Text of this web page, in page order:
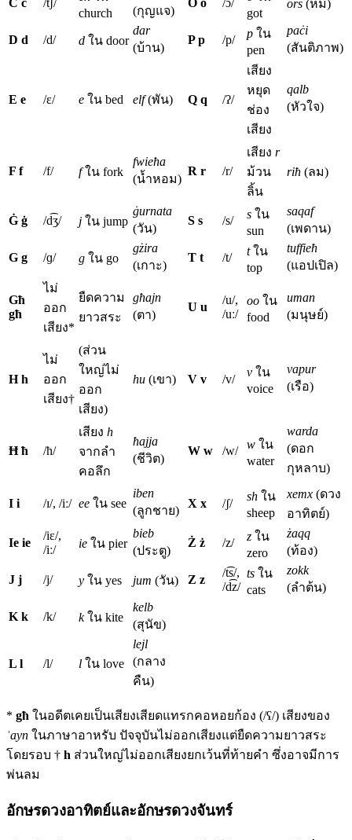
Ċ ċ /t͡ʃ/
church
(กุญแจ)
O o /ɔ/
got
ors (หมี)
D d /d/ d ใน door
dar
(บ้าน)
P p /p/ p ใน
pen
paċi
(สันติภาพ)
E e /ɛ/ e ใน bed elf(พัน) Q q /ʔ/
เสียง
หยุด
ช่อง
เสียง
qalb
(หัวใจ)
F f /f/ fใน fork
fwieħa
(น้ำหอม)
R r /r/
เสียง r
ม้วน
ลิ้น
riħ (ลม)
Ġ ġ /d͡ʒ/ j ใน jump
ġurnata
(วัน)
S s /s/ s ใน
sun
saqaf
(เพดาน)
G g /ɡ/ g ใน go
gżira
(เกาะ)
T t /t/ tใน
top
tuffieħ
(แอปเปิล)
Għ
għ
ไม่
ออก
เสียง*
ยืดความ
ยาวสระ
għajn
(ตา)
U u
/u/,
/uː/
oo ใน
food
uman
(มนุษย์)
H h
ไม่
ออก
เสียง†
(ส่วน
ใหญ่ไม่
ออก
เสียง)
hu (เขา) V v /v/
v ใน
voice
vapur
(เรือ)
Ħ ħ /ħ/
เสียง h
จากลำ
คอลึก
ħajja
(ชีวิต)
W w /w/ w ใน
water
warda
(ดอก
กุหลาบ)
I i /ɪ/, /iː/ ee ใน see
iben
(ลูกชาย)
X x /ʃ/
sh ใน
sheep
xemx (ดวง
อาทิตย์)
Ie ie
/iɛ/,
/iː/
ie ใน pier
bieb
(ประตู)
Ż ż /z/ z ใน
zero
żaqq
(ท้อง)
J j /j/ y ใน yes jum (วัน) Z z
/t͡s/,
/d͡z/
ts ใน
cats
zokk
(ลำต้น)
K k /k/ kใน kite
kelb
(สุนัข)
L l /l/ l ใน love
lejl
(กลาง
คืน)
* għ ในอดีตเคยเป็นเสียงเสียดแทรกคอหอยก้อง (/ʕ/) เสียงของ
ʿayn ในภาษาอาหรับ ปัจจุบันไม่ออกเสียงแต่ยืดความยาวสระ
โดยรอบ † h ส่วนใหญ่ไม่ออกเสียงยกเว้นที่ท้ายคำ ซึ่งอาจมีการ
พ่นลม
อักษรดวงอาทิตย์และอักษรดวงจันทร์